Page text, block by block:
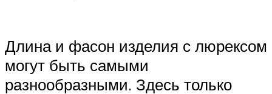
Длина и фасон изделия с люрексом
могут быть самыми
разнообразными. Здесь только